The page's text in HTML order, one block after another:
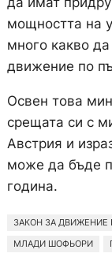
мощността на
много какво
движение по
Освен това
срещата си с
Австрия и
може да бъде
година.
ЗАКОН ЗА
МЛАДИ ШОФЬОРИ